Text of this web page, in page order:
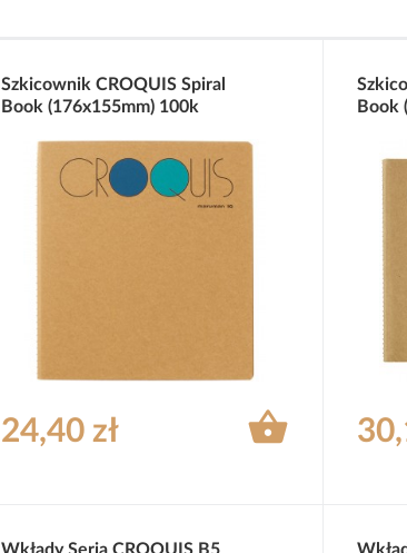
Szkicownik CROQUIS Spiral
Book (176x155mm) 100k
24,40 zł 
Book